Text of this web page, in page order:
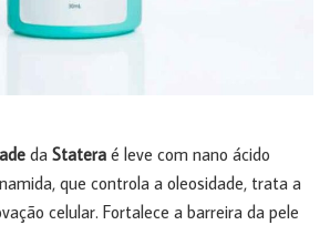
da Statera é leve com nano ácido
que controla a oleosidade, trata a
celular. Fortalece a barreira da pele